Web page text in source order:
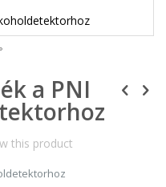
a PNI
this product